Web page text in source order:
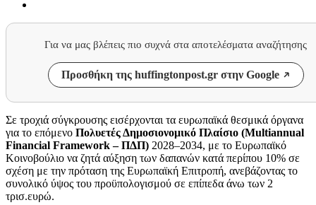
Για να μας βλέπεις πιο συχνά στα αποτελέσματα αναζήτησης
Προσθήκη της huffingtonpost.gr στην Google
Σε τροχιά σύγκρουσης εισέρχονται τα ευρωπαϊκά θεσμικά όργανα
για το επόμενο Πολυετές Δημοσιονομικό Πλαίσιο (Multiannual
Financial Framework – ΠΔΠ) 2028–2034, με το Ευρωπαϊκό
Κοινοβούλιο να ζητά αύξηση των δαπανών κατά περίπου 10% σε
σχέση με την πρόταση της Ευρωπαϊκή Επιτροπή, ανεβάζοντας το
συνολικό ύψος του προϋπολογισμού σε επίπεδα άνω των 2
τρισ.ευρώ.